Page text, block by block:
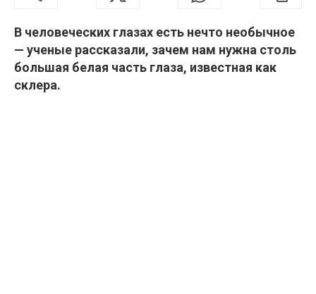
В человеческих глазах есть нечто необычное
— ученые рассказали, зачем нам нужна столь
большая белая часть глаза, известная как
склера.